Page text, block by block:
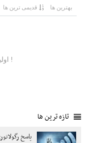
تازه ترین ها
پاسخ